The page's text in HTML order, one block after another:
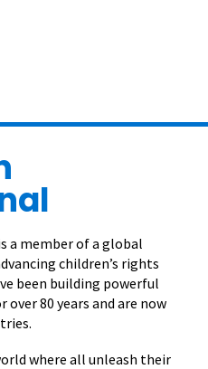
a member of a global
children’s rights
been building powerful
80 years and are now
where all unleash their